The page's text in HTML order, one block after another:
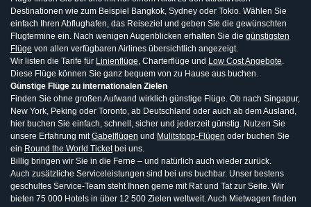
Destinationen wie zum Beispiel Bangkok, Sydney oder Tokio. Wählen Sie
einfach Ihren Abflughafen, das Reiseziel und geben Sie die gewünschten
Flugtermine ein. Nach wenigen Augenblicken erhalten Sie die günstigsten
Flüge von allen verfügbaren Airlines übersichtlich angezeigt.
Wir listen die Tarife für Linienflüge, Charterflüge und Low Cost Angebote.
Diese Flüge können Sie ganz bequem von zu Hause aus buchen.
Günstige Flüge zu internationalen Zielen
Finden Sie ohne großen Aufwand wirklich günstige Flüge. Ob nach Singapur,
New York, Peking oder Toronto, ab Deutschland oder auch ab dem Ausland,
hier buchen Sie einfach, schnell, sicher und jederzeit günstig. Nutzen Sie
unsere Erfahrung mitGabelflügen und Mulitstopp-Flügen oder buchen Sie
ein Round the World Ticketbei uns.
Billig bringen wir Sie in die Ferne – und natürlich auch wieder zurück.
Auch zusätzliche Serviceleistungen sind bei uns buchbar. Unser bestens
geschultes Service-Team steht Ihnen gerne mit Rat und Tat zur Seite. Wir
bieten 75 000 Hotels in über 12 500 Zielen weltweit. Auch Mietwagen finden